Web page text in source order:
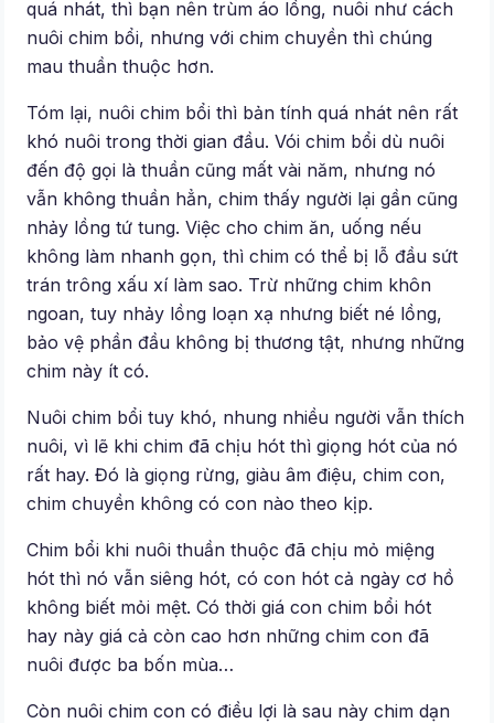
quá nhát, thì bạn nên trùm áo lồng, nuôi như cách
nuôi chim bổi, nhưng với chim chuyền thì chúng
mau thuần thuộc hơn.
Tóm lại, nuôi chim bổi thì bản tính quá nhát nên rất
khó nuôi trong thời gian đầu. Vói chim bổi dù nuôi
đến độ gọi là thuần cũng mất vài năm, nhưng nó
vẫn không thuần hẳn, chim thấy người lại gần cũng
nhảy lồng tứ tung. Việc cho chim ăn, uống nếu
không làm nhanh gọn, thì chim có thể bị lỗ đầu sứt
trán trông xấu xí làm sao. Trừ những chim khôn
ngoan, tuy nhảy lồng loạn xạ nhưng biết né lồng,
bảo vệ phần đầu không bị thương tật, nhưng những
chim này ít có.
Nuôi chim bổi tuy khó, nhung nhiều người vẫn thích
nuôi, vì lẽ khi chim đã chịu hót thì giọng hót của nó
rất hay. Đó là giọng rừng, giàu âm điệu, chim con,
chim chuyền không có con nào theo kịp.
Chim bổi khi nuôi thuần thuộc đã chịu mỏ miệng
hót thì nó vẫn siêng hót, có con hót cả ngày cơ hồ
không biết mỏi mệt. Có thời giá con chim bổi hót
hay này giá cả còn cao hơn những chim con đã
nuôi được ba bốn mùa…
Còn nuôi chim con có điều lợi là sau này chim dạn